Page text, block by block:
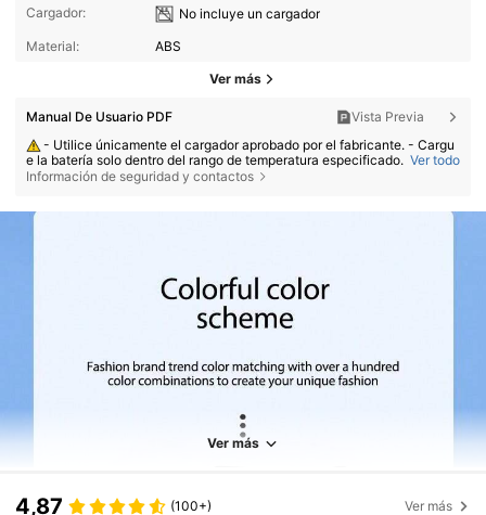
Cargador:
No incluye un cargador
Material:
ABS
Ver más
Manual De Usuario PDF
Vista Previa
- Utilice únicamente el cargador aprobado por el fabricante. - Cargu
e la batería solo dentro del rango de temperatura especificado.
- Reemplazar la batería por una de tipo incorrecto puede provocar u
ente, o aplastarla o cortarla, puede provocar una explosión. - Dejar la b
Ver todo
Información de seguridad y contactos
Ver más
4,87 (100+) Ver más